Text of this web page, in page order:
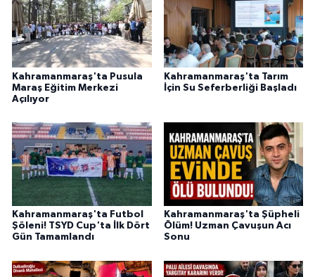
Kahramanmaraş'ta Pusula
Maraş Eğitim Merkezi
Açılıyor
Kahramanmaraş'ta Tarım
İçin Su Seferberliği Başladı
Kahramanmaraş'ta Futbol
Şöleni! TSYD Cup'ta İlk Dört
Gün Tamamlandı
Kahramanmaraş'ta Şüpheli
Ölüm! Uzman Çavuşun Acı
Sonu